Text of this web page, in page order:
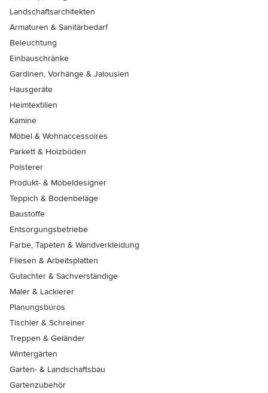
Landschaftsarchitekten
Armaturen & Sanitärbedarf
Beleuchtung
Einbauschränke
Gardinen, Vorhänge & Jalousien
Hausgeräte
Heimtextilien
Kamine
Möbel & Wohnaccessoires
Parkett & Holzböden
Polsterer
Produkt- & Möbeldesigner
Teppich & Bodenbeläge
Baustoffe
Entsorgungsbetriebe
Farbe, Tapeten & Wandverkleidung
Fliesen & Arbeitsplatten
Gutachter & Sachverständige
Maler & Lackierer
Planungsbüros
Tischler & Schreiner
Treppen & Geländer
Wintergärten
Garten- & Landschaftsbau
Gartenzubehör